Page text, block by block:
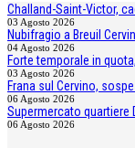
Challand-Saint-Victor,
03 Agosto 2026
Nubifragio a Breuil
04 Agosto 2026
Forte temporale in
03 Agosto 2026
Frana sul Cervino,
06 Agosto 2026
Supermercato
06 Agosto 2026